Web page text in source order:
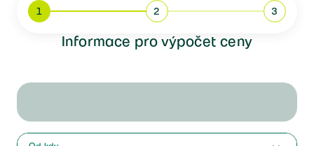
1 2 3
Informace pro výpočet ceny